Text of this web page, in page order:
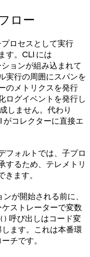
ロー
ロセスとして実行
す。CLI には
ョンが組み込まれて
実行の周囲にスパンを
のメトリクスを発行
ログイベントを発行し
しません。代わり
がコレクターに直接エ
フォルトでは、子プロ
するため、テレメトリ
ます。
が開始される前に、
ストレーターで変数
呼び出しはコード変
ます。これは本番環
チです。